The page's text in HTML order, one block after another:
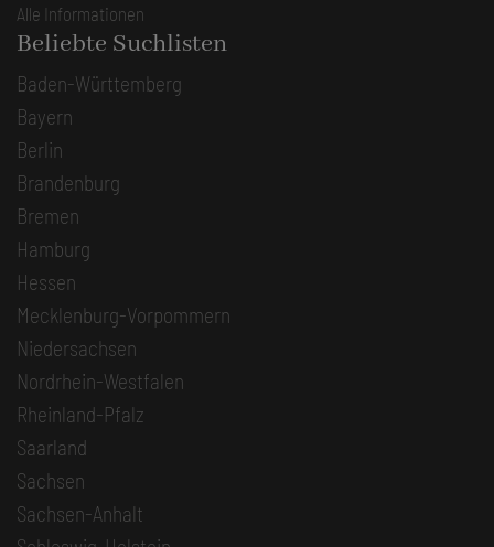
Alle Informationen
Beliebte Suchlisten
Baden-Württemberg
Bayern
Berlin
Brandenburg
Bremen
Hamburg
Hessen
Mecklenburg-Vorpommern
Niedersachsen
Nordrhein-Westfalen
Rheinland-Pfalz
Saarland
Sachsen
Sachsen-Anhalt